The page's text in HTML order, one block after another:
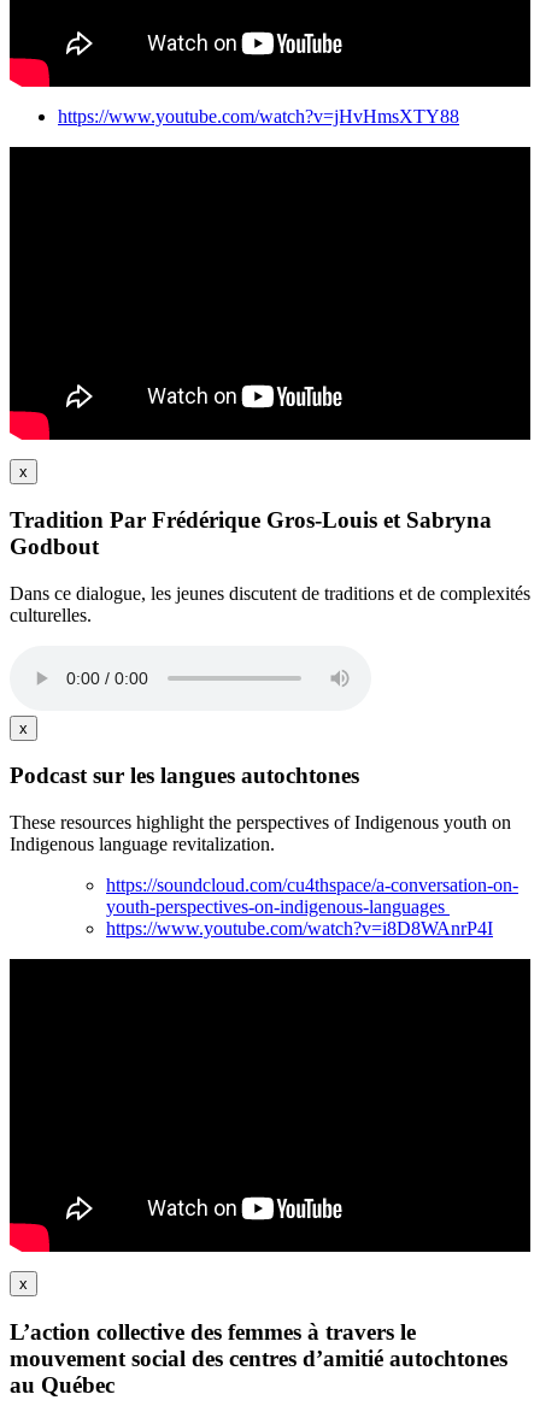
https://www.youtube.com/watch?v=jHvHmsXTY88
x
Tradition Par Frédérique Gros-Louis et Sabryna
Godbout
Dans ce dialogue, les jeunes discutent de traditions et de complexités
culturelles.
x
Podcast sur les langues autochtones
These resources highlight the perspectives of Indigenous youth on
Indigenous language revitalization.
https://soundcloud.com/cu4thspace/a-conversation-on-
youth-perspectives-on-indigenous-languages
https://www.youtube.com/watch?v=i8D8WAnrP4I
x
L’action collective des femmes à travers le
mouvement social des centres d’amitié autochtones
au Québec